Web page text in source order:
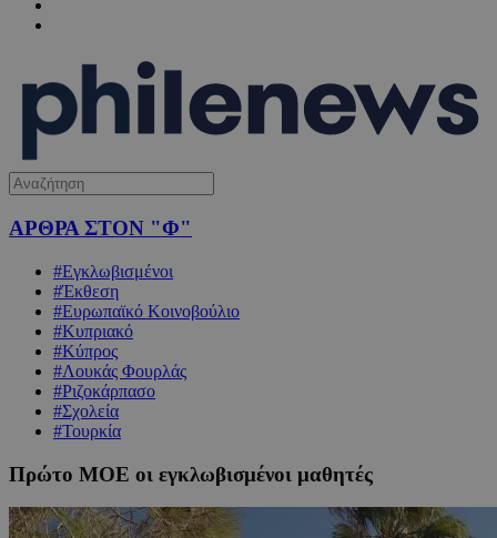
ΑΡΘΡΑ ΣΤΟΝ "Φ"
#Εγκλωβισμένοι
#Έκθεση
#Ευρωπαϊκό Κοινοβούλιο
#Κυπριακό
#Κύπρος
#Λουκάς Φουρλάς
#Ριζοκάρπασο
#Σχολεία
#Τουρκία
Πρώτο ΜΟΕ οι εγκλωβισμένοι μαθητές